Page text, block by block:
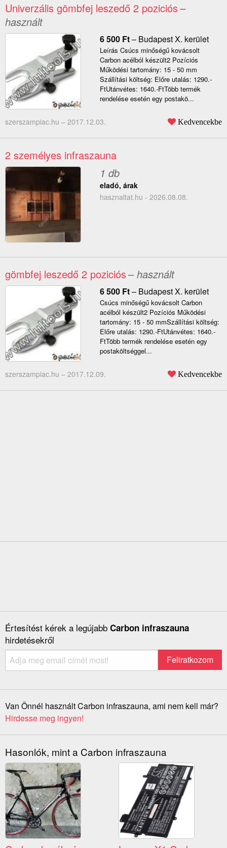
Univerzális gömbfej leszedő 2 poziciós–
használt
6 500 Ft– Budapest X. kerület
Leírás Csúcs minőségű kovácsolt
Carbon acélból készült2 Pozíciós
Működési tartomány: 15 - 50 mm
Szállítási költség: Előre utalás: 1290.-
FtUtánvétes: 1640.-FtTöbb termék
rendelése esetén egy postakö...
szerszampiac.hu – 2017.12.03. Kedvencekbe
2 személyes infraszauna
1 db
eladó, árak
hasznaltat.hu - 2026.08.08.
gömbfej leszedő 2 poziciós– használt
6 500 Ft– Budapest X. kerület
Csúcs minőségű kovácsolt Carbon
acélból készült2 Pozíciós Működési
tartomány: 15 - 50 mmSzállítási költség:
Előre utalás: 1290.-FtUtánvétes: 1640.-
FtTöbb termék rendelése esetén egy
postaköltséggel...
szerszampiac.hu – 2017.12.09. Kedvencekbe
Értesítést kérek a legújabb Carbon infraszauna
hirdetésekről
Van Önnél használt Carbon infraszauna, ami nem kell már?
Hirdesse meg ingyen!
Hasonlók, mint a Carbon infraszauna